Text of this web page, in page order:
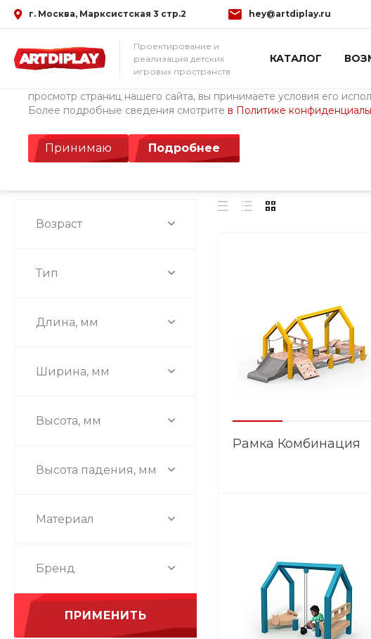
Использование файлов Cookie
Мы используем файлы cookie, разработанные нашими
просмотр страниц нашего сайта, вы принимаете условия его
Более подробные сведения смотрите в Политике
Принимаю Подробнее
г. Москва, Марксистская 3 стр.2 hey@artdiplay.ru
Проектирование и
реализация детских
игровых пространств
КАТАЛОГ
Главная / Каталог товаров / Детские площадки ArtDiPlay (Россия) /
Рамка
Возраст
Тип
Длина, мм
Ширина, мм
Высота, мм
Высота падения, мм
Материал
Бренд
ПРИМЕНИТЬ
Рамка Комбинация